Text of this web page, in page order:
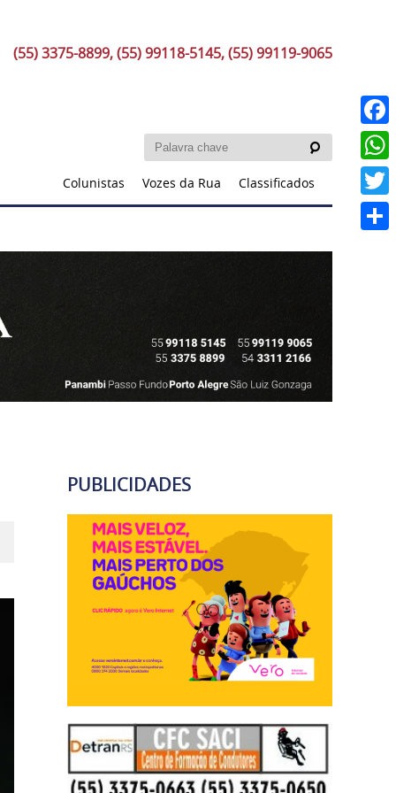
(55) 3375-8899, (55) 99118-5145, (55) 99119-9065
Colunistas Vozes da Rua Classificados
PUBLICIDADES